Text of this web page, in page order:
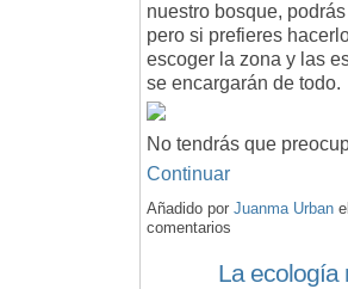
nuestro bosque,
pero si prefieres
escoger la zona y las
se encargarán de todo.
No tendrás que
Continuar
Añadido por Juanma Urban
comentarios
La ecología